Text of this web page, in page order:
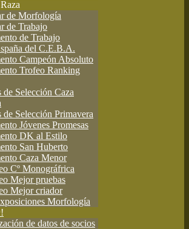
de Morfología
de Trabajo
de Trabajo
del C.E.B.A.
Campeón Absoluto
Trofeo Ranking
de Selección Caza
de Selección Primavera
Jóvenes Promesas
DK al Estilo
San Huberto
Caza Menor
Cº Monográfrica
Mejor pruebas
Mejor criador
Morfología
de datos de socios